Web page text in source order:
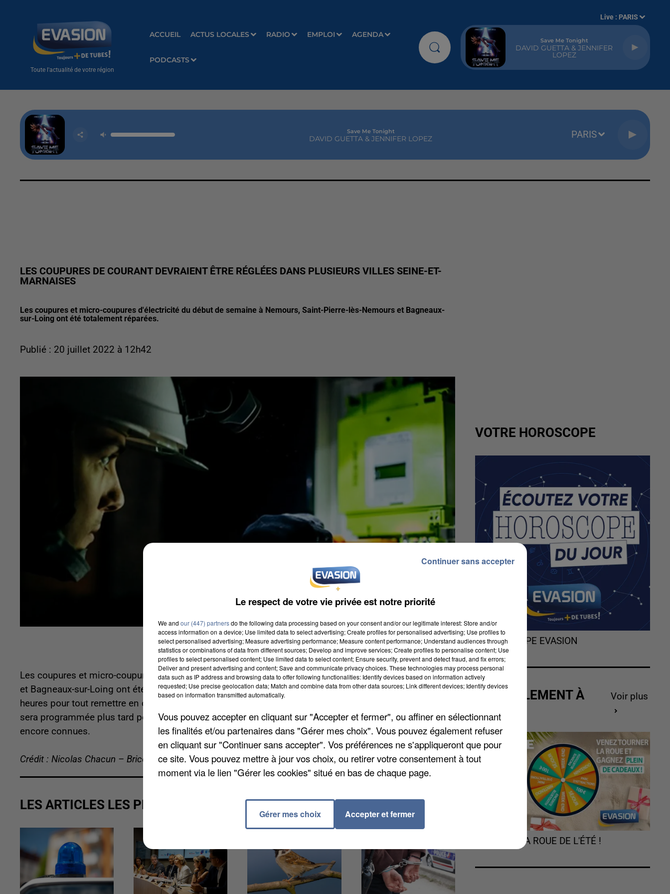
Toute l'actualité de votre région
ACCUEIL ACTUS LOCALES RADIO EMPLOI AGENDA
PODCASTS
Live : PARIS
Save Me Tonight
DAVID GUETTA & JENNIFER
LOPEZ
Save Me Tonight
DAVID GUETTA & JENNIFER LOPEZ PARIS
LES COUPURES DE COURANT DEVRAIENT ÊTRE RÉGLÉES DANS PLUSIEURS VILLES SEINE-ET-
MARNAISES
Les coupures et micro-coupures d'électricité du début de semaine à Nemours, Saint-Pierre-lès-Nemours et Bagneaux-
sur-Loing ont été totalement réparées.
Publié : 20 juillet 2022 à 12h42
Les coupures et micro-coupures d'électricité du début de semaine à Nemours, Saint-Pierre-lès-Nemours
et Bagneaux-sur-Loing ont été totalement réparées. Les équipes d'Enedis ont dû s'employer de longues
heures pour tout remettre en ordre. Néanmoins, au vu du matériel fragilisé, une nouvelle intervention
sera programmée plus tard pour changer ces pièces. La date et la durée d'intervention ne sont pas
encore connues.
Crédit : Nicolas Chacun – Brice Charrier
LES ARTICLES LES PLUS VUS
VOTRE HOROSCOPE
L'HOROSCOPE EVASION
ACTUELLEMENT À
Voir plus
TOURNEZ LA ROUE DE L'ÉTÉ !
Le respect de votre vie privée est notre priorité
We and our (447) partnersdo the following data processing based on your consent and/or our legitimate interest: Store and/or
access information on a device; Use limited data to select advertising; Create profiles for personalised advertising; Use profiles to
select personalised advertising; Measure advertising performance; Measure content performance; Understand audiences through
statistics or combinations of data from different sources; Develop and improve services; Create profiles to personalise content; Use
profiles to select personalised content; Use limited data to select content; Ensure security, prevent and detect fraud, and fix errors;
Deliver and present advertising and content; Save and communicate privacy choices. These technologies may process personal
data such as IP address and browsing data to offer following functionalities: Identify devices based on information actively
requested; Use precise geolocation data; Match and combine data from other data sources; Link different devices; Identify devices
based on information transmitted automatically.
Vous pouvez accepter en cliquant sur "Accepter et fermer", ou affiner en sélectionnant
les finalités et/ou partenaires dans "Gérer mes choix". Vous pouvez également refuser
en cliquant sur "Continuer sans accepter". Vos préférences ne s'appliqueront que pour
ce site. Vous pouvez mettre à jour vos choix, ou retirer votre consentement à tout
moment via le lien "Gérer les cookies" situé en bas de chaque page.
Gérer mes choix Accepter et fermer
Continuer sans accepter